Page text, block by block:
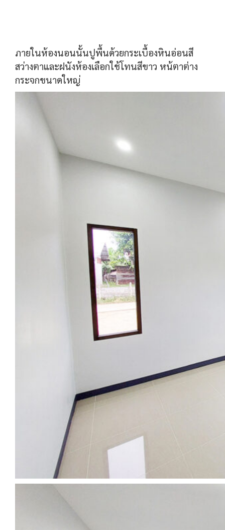
ภายในห้องนอนนั้นปูพื้นด้วยกระเบื้องหินอ่อนสี
สว่างตาและฝนังห้องเลือกใช้โทนสีขาว หน้ตาต่าง
กระจกขนาดใหญ่